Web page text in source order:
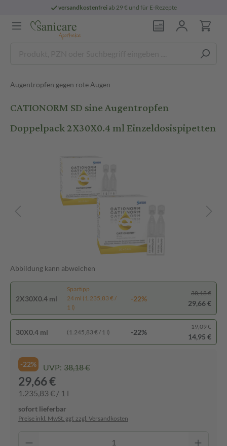
versandkostenfreiab 29 € und für E-Rezepte
Augentropfen gegen rote Augen
CATIONORM SD sine Augentropfen
Doppelpack 2X30X0.4 ml Einzeldosispipetten
Abbildung kann abweichen
2X30X0.4 ml
Spartipp
24 ml (1.235,83 € /
1 l)
-22%
38,18 €
29,66 €
30X0.4 ml (1.245,83 € / 1 l) -22%
19,09 €
14,95 €
-22% UVP: 38,18 €
29,66 €
1.235,83 € / 1 l
sofort lieferbar
Preise inkl. MwSt. ggf. zzgl. Versandkosten